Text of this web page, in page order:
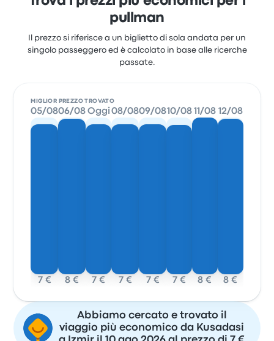
pullman
Il prezzo si riferisce a un biglietto di sola andata per un
singolo passeggero ed è calcolato in base alle ricerche
passate.
MIGLIOR PREZZO TROVATO
05/08
7 €
06/08
8 €
Oggi
7 €
08/08
7 €
09/08
7 €
10/08
7 €
11/08
8 €
12/08
8 €
Abbiamo cercato e trovato il
viaggio più economico da Kusadasi